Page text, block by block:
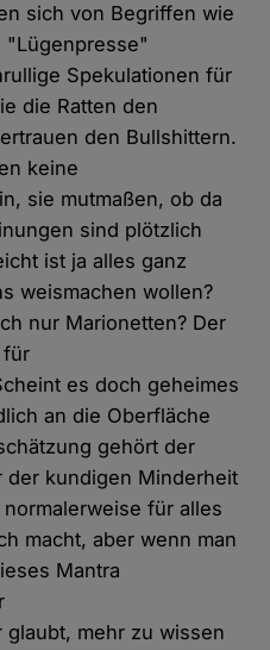
sich von Begriffen wie
"Lügenpresse"
Spekulationen für
die Ratten den
den Bullshittern.
keine
sie mutmaßen, ob da
sind plötzlich
ist ja alles ganz
weismachen wollen?
nur Marionetten? Der
für
es doch geheimes
an die Oberfläche
gehört der
der kundigen Minderheit
für alles
macht, aber wenn man
Mantra
mehr zu wissen